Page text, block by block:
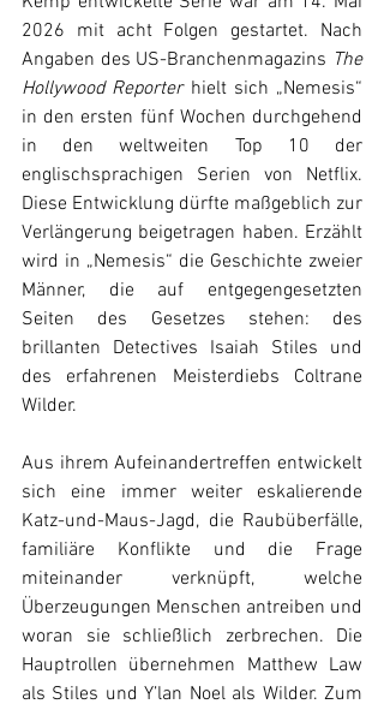
2026 mit acht Folgen gestartet. Nach
Angaben des US-Branchenmagazins The
Hollywood Reporter hielt sich „Nemesis“
in den ersten fünf Wochen durchgehend
in den weltweiten Top 10 der
englischsprachigen Serien von Netflix.
Diese Entwicklung dürfte maßgeblich zur
Verlängerung beigetragen haben. Erzählt
wird in „Nemesis“ die Geschichte zweier
Männer, die auf entgegengesetzten
Seiten des Gesetzes stehen: des
brillanten Detectives Isaiah Stiles und
des erfahrenen Meisterdiebs Coltrane
Wilder.
Aus ihrem Aufeinandertreffen entwickelt
sich eine immer weiter eskalierende
Katz-und-Maus-Jagd, die Raubüberfälle,
familiäre Konflikte und die Frage
miteinander verknüpft, welche
Überzeugungen Menschen antreiben und
woran sie schließlich zerbrechen. Die
Hauptrollen übernehmen Matthew Law
als Stiles und Y’lan Noel als Wilder. Zum